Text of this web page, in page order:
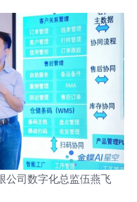
公司数字化总监伍燕飞